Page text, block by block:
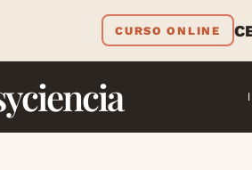
CURSO ONLINE